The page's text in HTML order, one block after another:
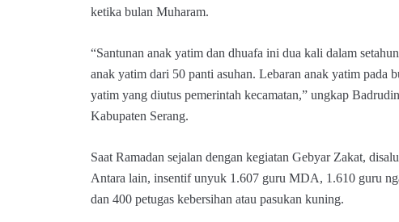
ketika bulan Muharam.
“Santunan anak yatim dan dhuafa ini dua kali dalam
anak yatim dari 50 panti asuhan. Lebaran anak yatim pada
yatim yang diutus pemerintah kecamatan,” ungkap
Kabupaten Serang.
Saat Ramadan sejalan dengan kegiatan Gebyar Zakat,
Antara lain, insentif unyuk 1.607 guru MDA, 1.610 guru
dan 400 petugas kebersihan atau pasukan kuning.